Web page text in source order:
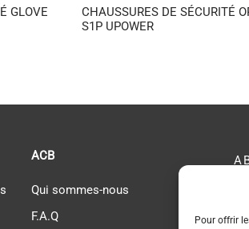
Pour offrir
GLOVE
CHAUSSURES DE SÉCURITÉ
S1P UPOWER
ACB
Qui sommes-nous
F.A.Q